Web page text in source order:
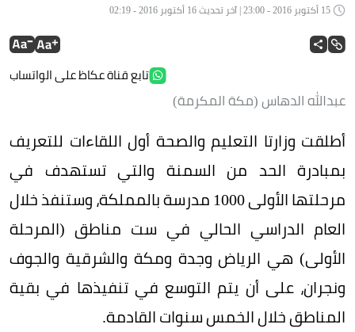
تابع قناة عكاظ على الواتساب
عبدالله الدهاس (مكة المكرمة)
أطلقت وزارتا التعليم والصحة أول اللقاءات للتعريف
بمبادرة الحد من السمنة والتي تستهدف في
مرحلتها الأولى 1000 مدرسة بالمملكة، وستنفذ خلال
العام الدراسي الحالي في ست مناطق (المرحلة
الأولى) هي الرياض وجدة ومكة والشرقية والجوف
ونجران، على أن يتم التوسع في تنفيذها في بقية
المناطق خلال الخمس سنوات القادمة.